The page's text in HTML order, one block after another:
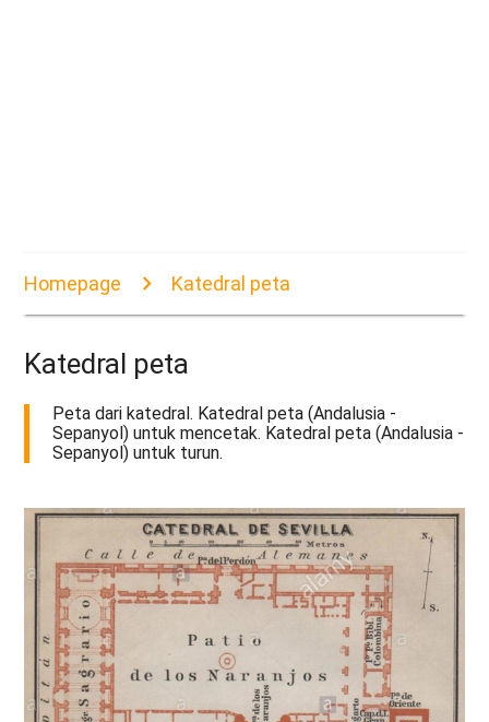
Homepage Katedral peta
Katedral peta
Peta dari katedral. Katedral peta (Andalusia -
Sepanyol) untuk mencetak. Katedral peta (Andalusia -
Sepanyol) untuk turun.